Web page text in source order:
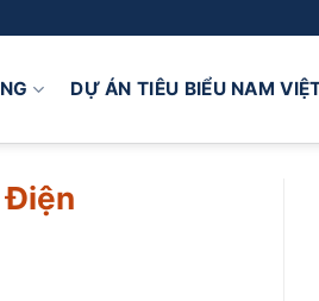
DỰ ÁN TIÊU BIỂU NAM
Điện